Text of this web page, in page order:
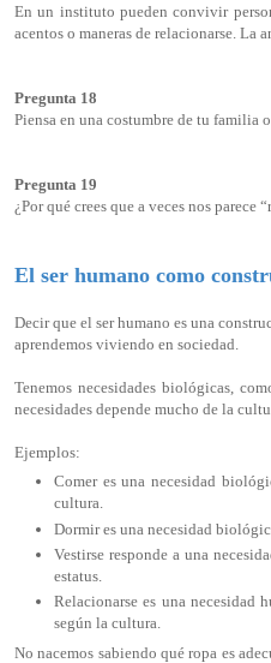
En un instituto pueden convivir
acentos o maneras de relacionarse. La
Pregunta 18
Piensa en una costumbre de tu familia
Pregunta 19
¿Por qué crees que a veces nos parece
El ser humano como
Decir que el ser humano es una
aprendemos viviendo en sociedad.
Tenemos necesidades biológicas,
necesidades depende mucho de la
Ejemplos:
Comer es una necesidad
cultura.
Dormir es una necesidad
Vestirse responde a una
estatus.
Relacionarse es una necesidad
según la cultura.
No nacemos sabiendo qué ropa es